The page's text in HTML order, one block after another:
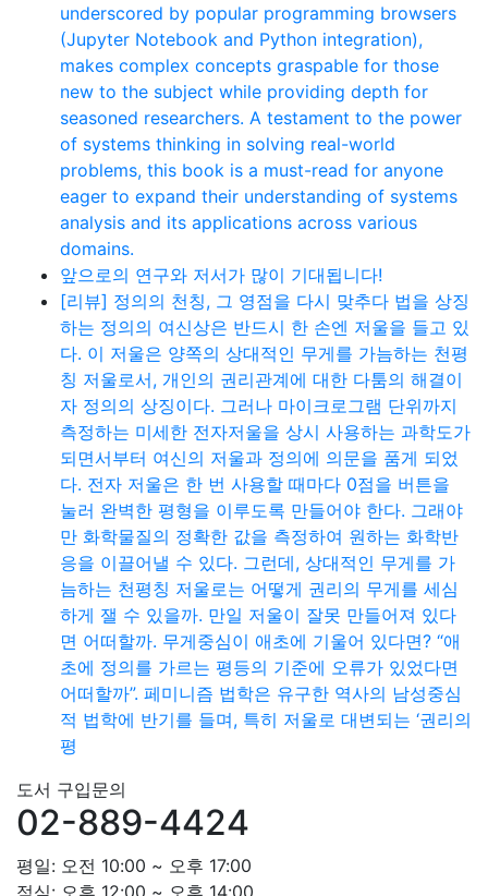
underscored by popular programming browsers
(Jupyter Notebook and Python integration),
makes complex concepts graspable for those
new to the subject while providing depth for
seasoned researchers. A testament to the power
of systems thinking in solving real-world
problems, this book is a must-read for anyone
eager to expand their understanding of systems
analysis and its applications across various
domains.
앞으로의 연구와 저서가 많이 기대됩니다!
[리뷰] 정의의 천칭, 그 영점을 다시 맞추다 법을 상징
하는 정의의 여신상은 반드시 한 손엔 저울을 들고 있
다. 이 저울은 양쪽의 상대적인 무게를 가늠하는 천평
칭 저울로서, 개인의 권리관계에 대한 다툼의 해결이
자 정의의 상징이다. 그러나 마이크로그램 단위까지
측정하는 미세한 전자저울을 상시 사용하는 과학도가
되면서부터 여신의 저울과 정의에 의문을 품게 되었
다. 전자 저울은 한 번 사용할 때마다 0점을 버튼을
눌러 완벽한 평형을 이루도록 만들어야 한다. 그래야
만 화학물질의 정확한 값을 측정하여 원하는 화학반
응을 이끌어낼 수 있다. 그런데, 상대적인 무게를 가
늠하는 천평칭 저울로는 어떻게 권리의 무게를 세심
하게 잴 수 있을까. 만일 저울이 잘못 만들어져 있다
면 어떠할까. 무게중심이 애초에 기울어 있다면? “애
초에 정의를 가르는 평등의 기준에 오류가 있었다면
어떠할까”. 페미니즘 법학은 유구한 역사의 남성중심
적 법학에 반기를 들며, 특히 저울로 대변되는 ‘권리의
평
도서 구입문의
02-889-4424
평일: 오전 10:00 ~ 오후 17:00
점심: 오후 12:00 ~ 오후 14:00